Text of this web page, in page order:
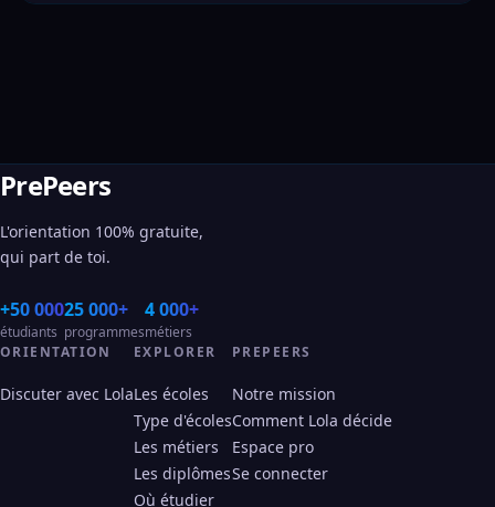
PrePeers
L'orientation 100% gratuite,
qui part de toi.
+50 000
étudiants
25 000+
programmes
4 000+
métiers
ORIENTATION
Discuter avec Lola
EXPLORER
Les écoles
Type d'écoles
Les métiers
Les diplômes
Où étudier
PREPEERS
Notre mission
Comment Lola décide
Espace pro
Se connecter